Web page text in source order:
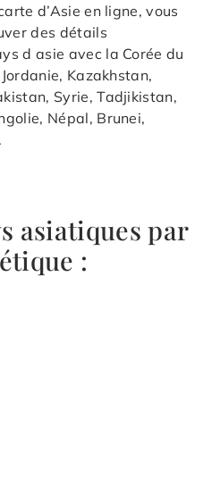
d’Asie en ligne, vous
des détails
d asie avec la Corée du
Kazakhstan,
Syrie, Tadjikistan,
Népal, Brunei,
asiatiques par
: